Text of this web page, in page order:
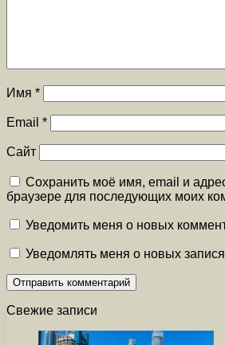
Имя *
Email *
Сайт
Сохранить моё имя, email и
браузере для последующих моих
Уведомить меня о новых
Уведомлять меня о новых
Свежие записи